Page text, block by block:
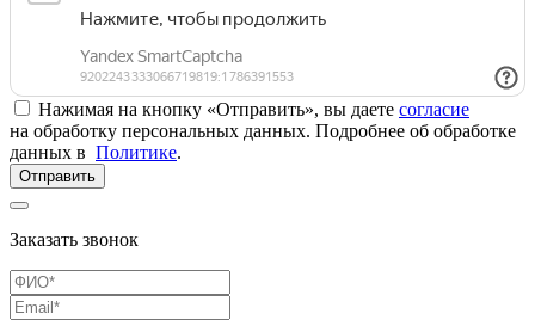
Нажимая на кнопку «Отправить», вы даете согласие
на обработку персональных данных. Подробнее об обработке
данных в Политике.
Отправить
Заказать звонок